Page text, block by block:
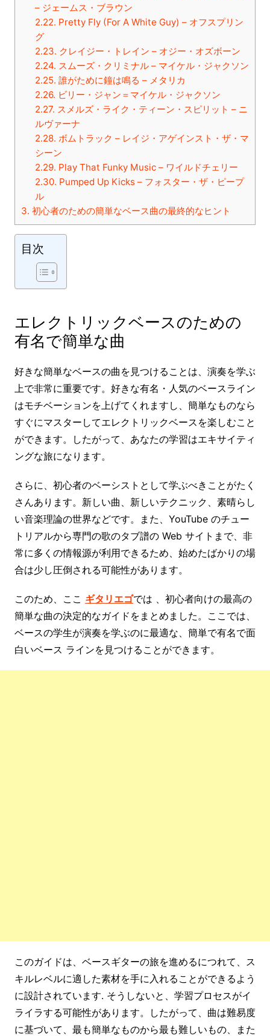
– ジェームス・ブラウン
2.22. Pretty Fly (For A White Guy) – オフスプリン
グ
2.23. クレイジー・トレイン – オジー・オズボーン
2.24. スムーズ・クリミナル – マイケル・ジャクソン
2.25. 誰がために鐘は鳴る – メタリカ
2.26. ビリー・ジャン＝マイケル・ジャクソン
2.27. スメルズ・ライク・ティーン・スピリット – ニ
ルヴァーナ
2.28. ボムトラック – レイジ・アゲインスト・ザ・マ
シーン
2.29. Play That Funky Music – ワイルドチェリー
2.30. Pumped Up Kicks – フォスター・ザ・ピープ
ル
3. 初心者のための簡単なベース曲の最終的なヒント
目次
エレクトリックベースのための
有名で簡単な曲
好きな簡単なベースの曲を見つけることは、演奏を学ぶ
上で非常に重要です。好きな有名・人気のベースライン
はモチベーションを上げてくれますし、簡単なものなら
すぐにマスターしてエレクトリックベースを楽しむこと
ができます。したがって、あなたの学習はエキサイティ
ングな旅になります。
さらに、初心者のベーシストとして学ぶべきことがたく
さんあります。新しい曲、新しいテクニック、素晴らし
い音楽理論の世界などです。また、YouTube のチュー
トリアルから専門の歌のタブ譜の Web サイトまで、非
常に多くの情報源が利用できるため、始めたばかりの場
合は少し圧倒される可能性があります。
このため、ここ ギタリエゴでは 、初心者向けの最高の
簡単な曲の決定的なガイドをまとめました。ここでは、
ベースの学生が演奏を学ぶのに最適な、簡単で有名で面
白いベース ラインを見つけることができます。
このガイドは、ベースギターの旅を進めるにつれて、ス
キルレベルに適した素材を手に入れることができるよう
に設計されています. そうしないと、学習プロセスがイ
ライラする可能性があります。したがって、曲は難易度
に基づいて、最も簡単なものから最も難しいもの、また